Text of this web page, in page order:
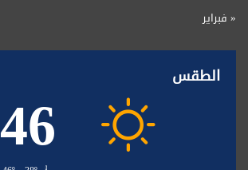
« فبراير
الطقس 46